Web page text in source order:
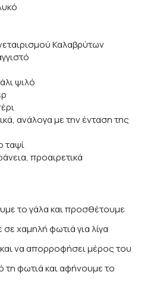
Καλαβρύτων
ψιλό
ανάλογα με την ένταση της
ταψί
προαιρετικά
το γάλα και προσθέτουμε
χαμηλή φωτιά για λίγα
να απορροφήσει μέρος του
φωτιά και αφήνουμε το